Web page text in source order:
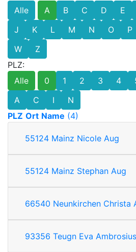
Alle
A B C D E
J
K L M N O P
W
Z
PLZ:
Alle
0 1 2 3 4
A
C I
N
PLZ Ort Name (4)
55124 Mainz Nicole Aug
55124 Mainz Stephan Aug
66540 Neunkirchen Christa
93356 Teugn Eva Ambrosius